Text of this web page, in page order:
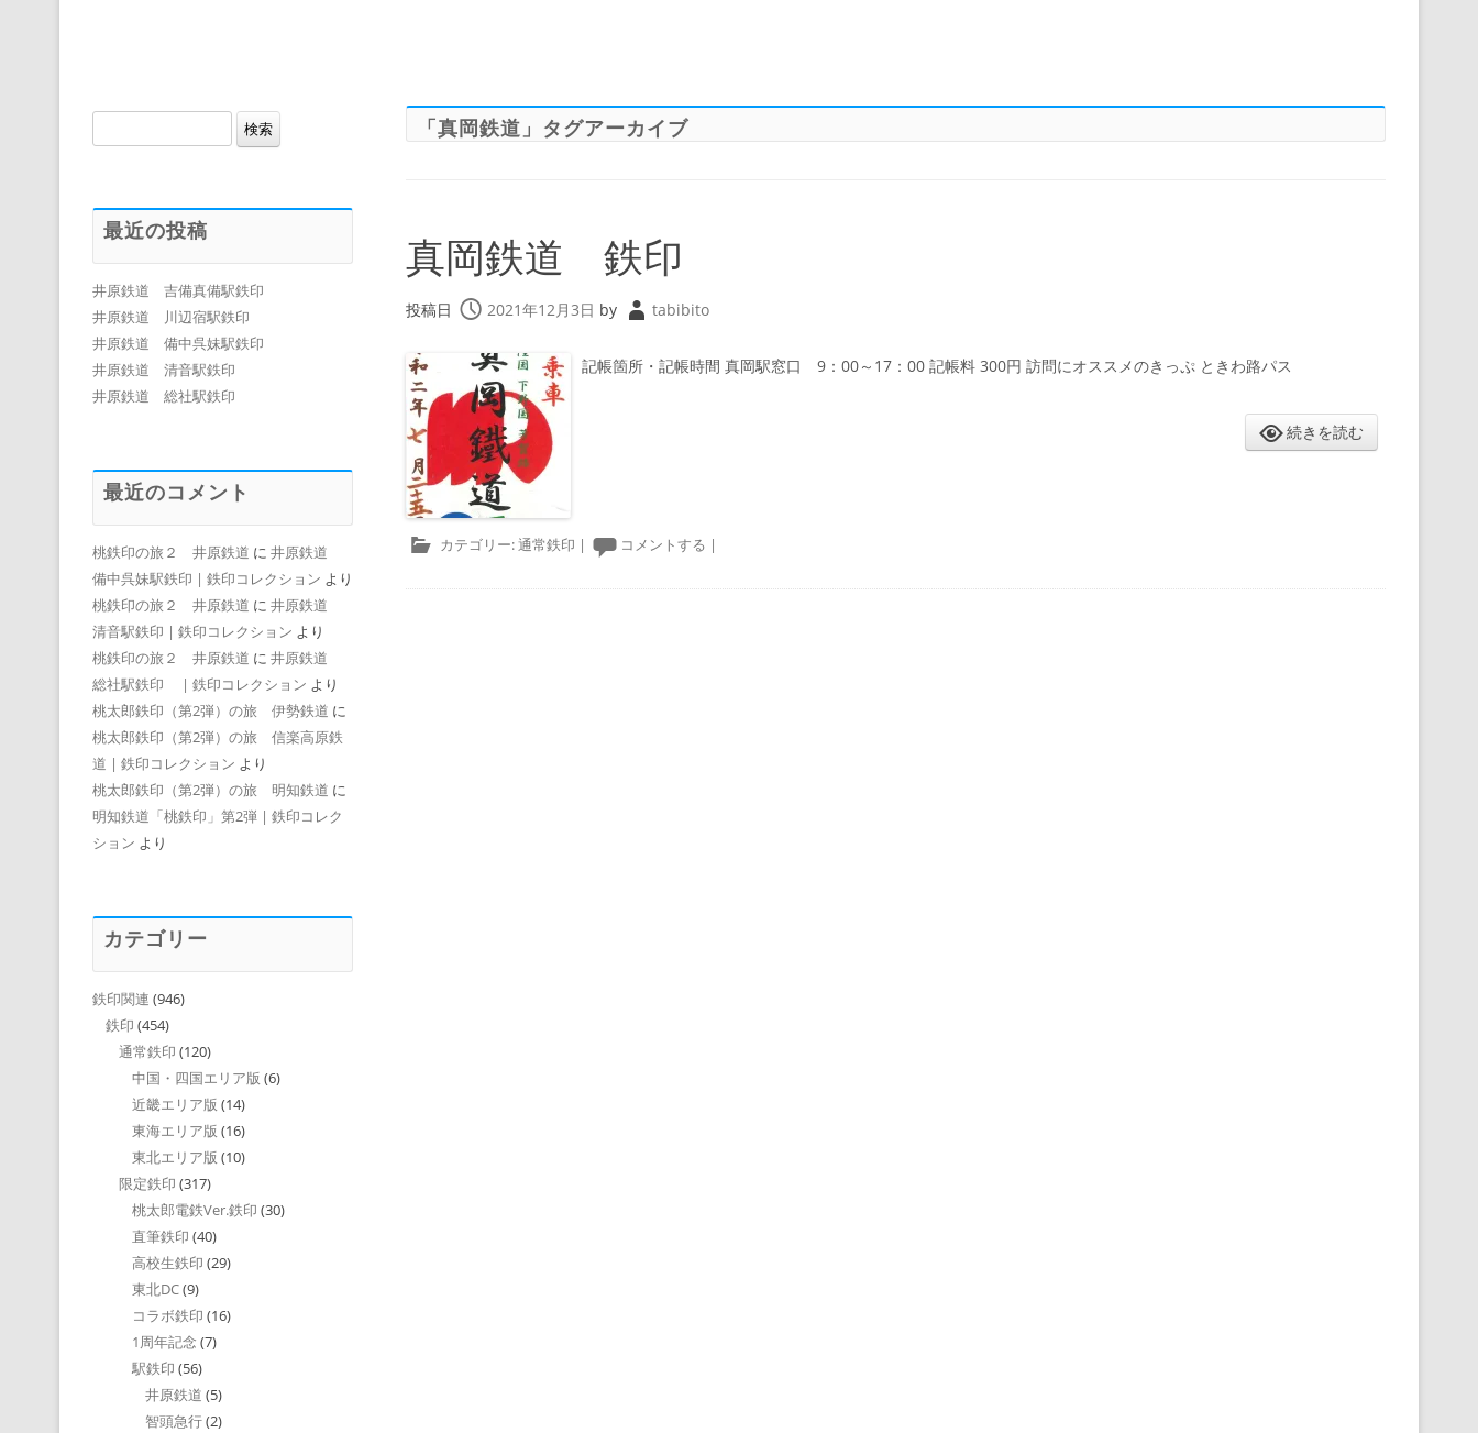
「真岡鉄道 」タグアーカイブ
真岡鉄道 鉄印
投稿日 2021年12月3日 by tabibito
記帳箇所・記帳時間 真岡駅窓口 9：00～17：00 記帳料 300円 訪問にオススメのきっぷ ときわ路パス
続きを読む
カテゴリー:通常鉄印 | コメントする |
索:
最近の投稿
井原鉄道 吉備真備駅鉄印
井原鉄道 川辺宿駅鉄印
井原鉄道 備中呉妹駅鉄印
井原鉄道 清音駅鉄印
井原鉄道 総社駅鉄印
最近のコメント
桃鉄印の旅２ 井原鉄道 に 井原鉄道
備中呉妹駅鉄印 | 鉄印コレクション より
桃鉄印の旅２ 井原鉄道 に 井原鉄道
清音駅鉄印 | 鉄印コレクション より
桃鉄印の旅２ 井原鉄道 に 井原鉄道
総社駅鉄印 | 鉄印コレクション より
桃太郎鉄印（第2弾）の旅 伊勢鉄道 に
桃太郎鉄印（第2弾）の旅 信楽高原鉄
道 | 鉄印コレクション より
桃太郎鉄印（第2弾）の旅 明知鉄道 に
明知鉄道「桃鉄印」第2弾 | 鉄印コレク
ション より
カテゴリー
鉄印関連 (946)
鉄印 (454)
通常鉄印 (120)
中国・四国エリア版 (6)
近畿エリア版 (14)
東海エリア版 (16)
東北エリア版 (10)
限定鉄印 (317)
桃太郎電鉄Ver.鉄印 (30)
直筆鉄印 (40)
高校生鉄印 (29)
東北DC(9)
コラボ鉄印 (16)
1周年記念 (7)
駅鉄印 (56)
井原鉄道 (5)
智頭急行(2)